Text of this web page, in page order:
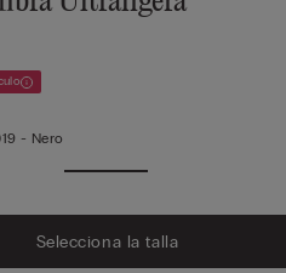
- Nero
Selecciona la talla